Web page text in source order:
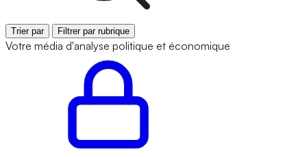
Trier par Filtrer par rubrique
Votre média d'analyse politique et économique